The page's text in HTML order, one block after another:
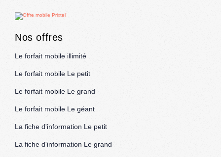
Nos offres
Le forfait mobile illimité
Le forfait mobile Le petit
Le forfait mobile Le grand
Le forfait mobile Le géant
La fiche d'information Le petit
La fiche d'information Le grand